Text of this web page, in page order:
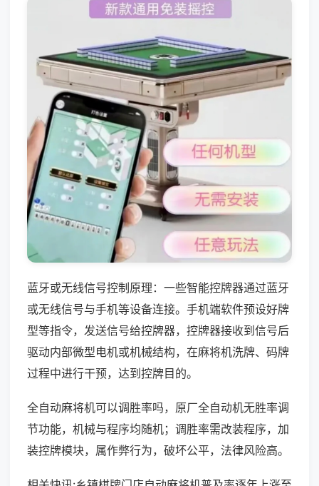
蓝牙或无线信号控制原理：一些智能控牌器通过蓝牙
或无线信号与手机等设备连接。手机端软件预设好牌
型等指令，发送信号给控牌器，控牌器接收到信号后
驱动内部微型电机或机械结构，在麻将机洗牌、码牌
过程中进行干预，达到控牌目的。
全自动麻将机可以调胜率吗，原厂全自动机无胜率调
节功能，机械与程序均随机；调胜率需改装程序，加
装控牌模块，属作弊行为，破坏公平，法律风险高。